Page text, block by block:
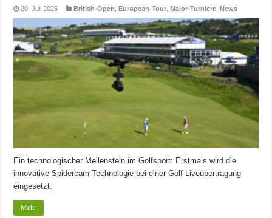
20. Juli 2025 British-Open ,European-Tour ,Major-Turniere ,News
Ein technologischer Meilenstein im Golfsport: Erstmals wird die
innovative Spidercam-Technologie bei einer Golf-Liveübertragung
eingesetzt.
Mehr